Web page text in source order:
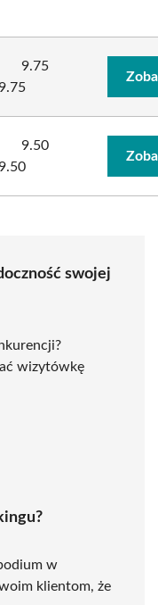
9.75
9.75
9.50
9.50
swojej
wizytówkę
w
klientom, że